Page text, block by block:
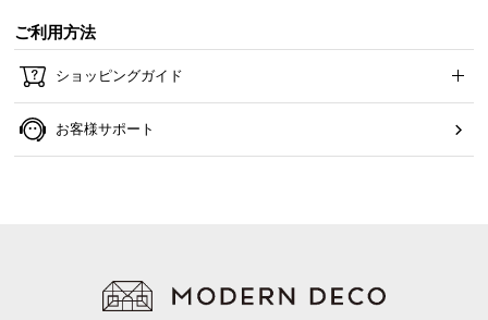
ご利用方法
ショッピングガイド
お客様サポート